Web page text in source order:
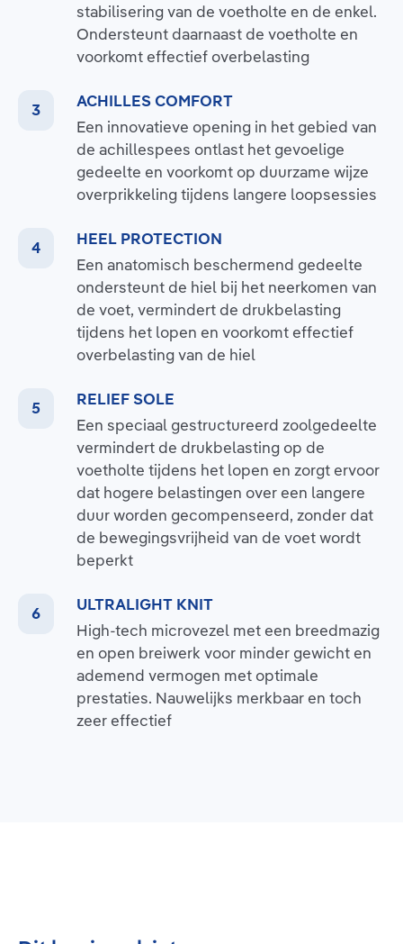
stabilisering van de voetholte en de enkel.
Ondersteunt daarnaast de voetholte en
voorkomt effectief overbelasting
ACHILLES COMFORT
Een innovatieve opening in het gebied van
de achillespees ontlast het gevoelige
gedeelte en voorkomt op duurzame wijze
overprikkeling tijdens langere loopsessies
HEEL PROTECTION
Een anatomisch beschermend gedeelte
ondersteunt de hiel bij het neerkomen van
de voet, vermindert de drukbelasting
tijdens het lopen en voorkomt effectief
overbelasting van de hiel
RELIEF SOLE
Een speciaal gestructureerd zoolgedeelte
vermindert de drukbelasting op de
voetholte tijdens het lopen en zorgt ervoor
dat hogere belastingen over een langere
duur worden gecompenseerd, zonder dat
de bewegingsvrijheid van de voet wordt
beperkt
ULTRALIGHT KNIT
High-tech microvezel met een breedmazig
en open breiwerk voor minder gewicht en
ademend vermogen met optimale
prestaties. Nauwelijks merkbaar en toch
zeer effectief